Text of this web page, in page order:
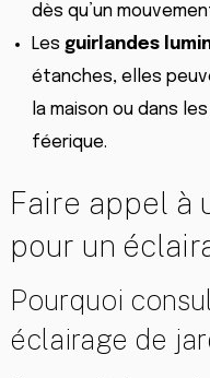
dès qu’un
Les guirlandes
étanches, elles
la maison ou dans
féerique.
Faire appel à
pour un
Pourquoi
éclairage de